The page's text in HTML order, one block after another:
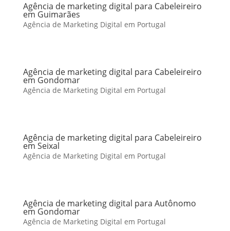
Agência de marketing digital para Cabeleireiro
em Guimarães
Agência de Marketing Digital em Portugal
Agência de marketing digital para Cabeleireiro
em Gondomar
Agência de Marketing Digital em Portugal
Agência de marketing digital para Cabeleireiro
em Seixal
Agência de Marketing Digital em Portugal
Agência de marketing digital para Autônomo
em Gondomar
Agência de Marketing Digital em Portugal